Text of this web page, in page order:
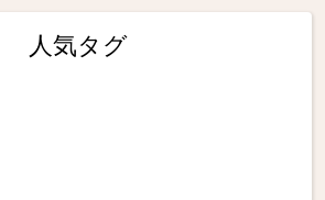
人気タグ